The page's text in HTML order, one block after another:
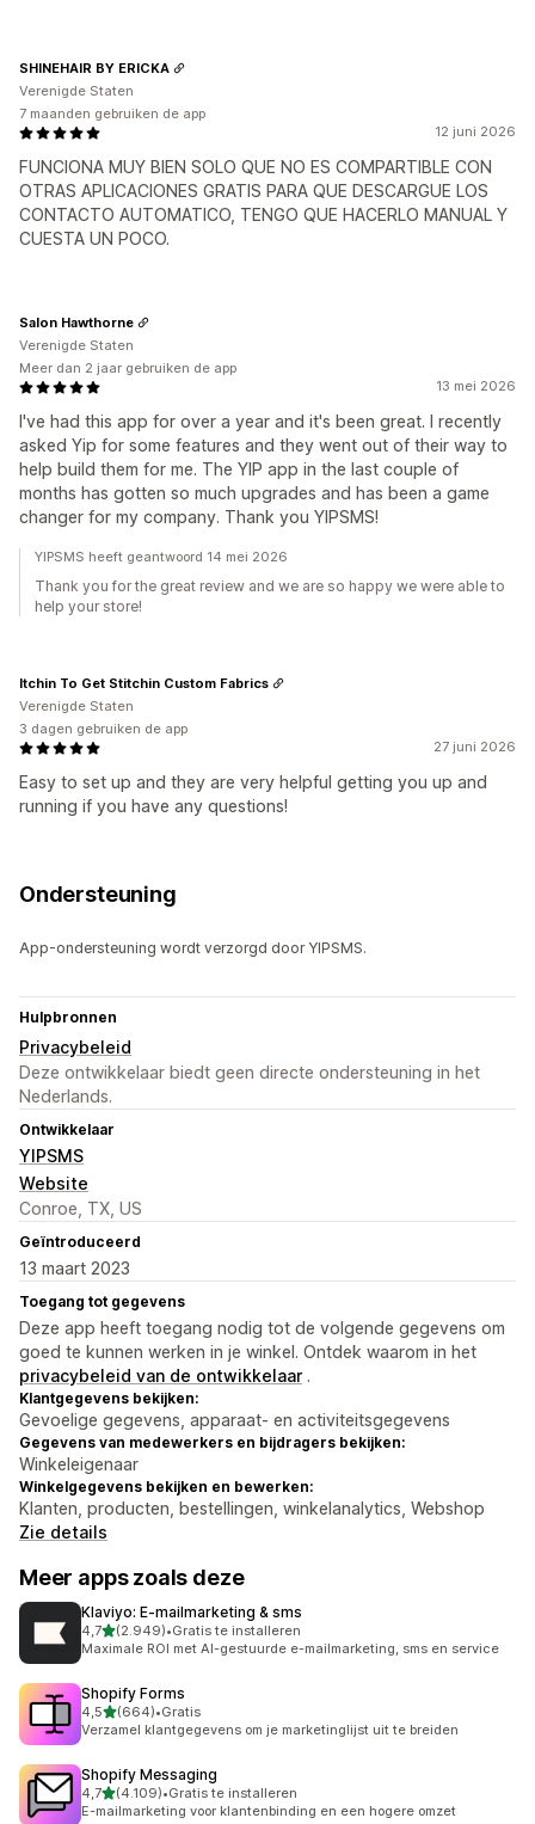
12 juni 2026
FUNCIONA MUY BIEN SOLO QUE NO ES COMPARTIBLE CON
OTRAS APLICACIONES GRATIS PARA QUE DESCARGUE LOS
CONTACTO AUTOMATICO, TENGO QUE HACERLO MANUAL Y
CUESTA UN POCO.
SHINEHAIR BY ERICKA
Verenigde Staten
7 maanden gebruiken de app
13 mei 2026
I've had this app for over a year and it's been great. I recently
asked Yip for some features and they went out of their way to
help build them for me. The YIP app in the last couple of
months has gotten so much upgrades and has been a game
changer for my company. Thank you YIPSMS!
Salon Hawthorne
Verenigde Staten
Meer dan 2 jaar gebruiken de app
YIPSMS heeft geantwoord 14 mei 2026
Thank you for the great review and we are so happy we were able to
help your store!
27 juni 2026
Easy to set up and they are very helpful getting you up and
running if you have any questions!
Itchin To Get Stitchin Custom Fabrics
Verenigde Staten
3 dagen gebruiken de app
Ondersteuning
App-ondersteuning wordt verzorgd door YIPSMS.
Hulpbronnen
Privacybeleid
Deze ontwikkelaar biedt geen directe ondersteuning in het
Nederlands.
Ontwikkelaar
YIPSMS
Website
Conroe, TX, US
Geïntroduceerd
13 maart 2023
Toegang tot gegevens
Deze app heeft toegang nodig tot de volgende gegevens om
goed te kunnen werken in je winkel. Ontdek waarom in het
privacybeleid van de ontwikkelaar .
Klantgegevens bekijken:
Gevoelige gegevens, apparaat- en activiteitsgegevens
Gegevens van medewerkers en bijdragers bekijken:
Winkeleigenaar
Winkelgegevens bekijken en bewerken:
Klanten, producten, bestellingen, winkelanalytics, Webshop
Zie details
Meer apps zoals deze
Klaviyo: E‑mailmarketing & sms
4,7van 5 sterren
(2.949)
2949 recensies in totaal
•Gratis te installeren
Maximale ROI met AI-gestuurde e-mailmarketing, sms en service
Shopify Forms
4,5van 5 sterren
(664)
664 recensies in totaal
•Gratis
Verzamel klantgegevens om je marketinglijst uit te breiden
Shopify Messaging
4,7van 5 sterren
(4.109)
4109 recensies in totaal
•Gratis te installeren
E-mailmarketing voor klantenbinding en een hogere omzet